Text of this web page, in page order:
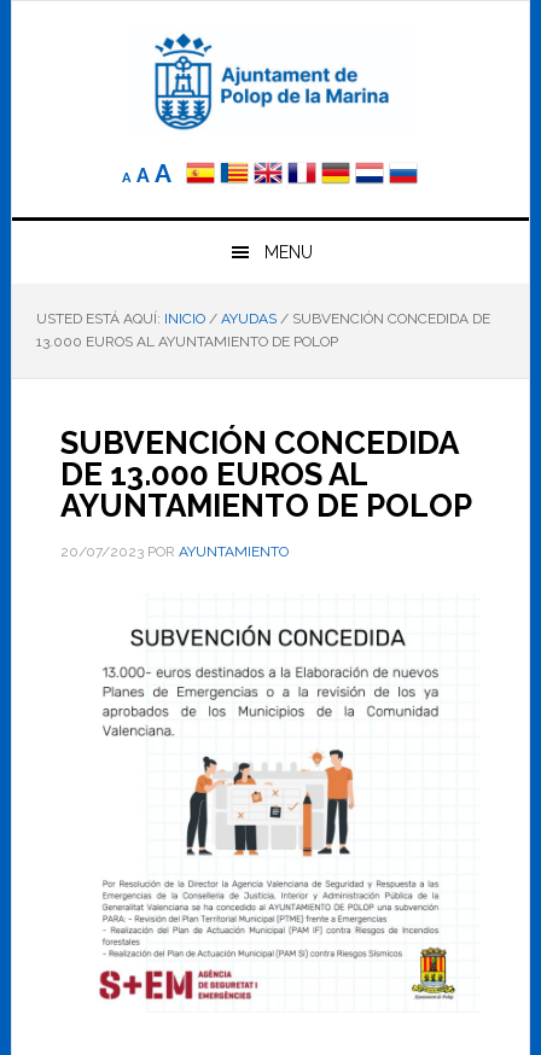
A
Reducir
elA Tamaño
AAumentar
el
tamaño
letra
MENU
USTED ESTÁ AQUÍ: INICIO / AYUDAS /SUBVENCIÓN CONCEDIDA DE
13.000 EUROS AL AYUNTAMIENTO DE POLOP
SUBVENCIÓN CONCEDIDA
DE 13.000 EUROS AL
AYUNTAMIENTO DE POLOP
20/07/2023POR AYUNTAMIENTO